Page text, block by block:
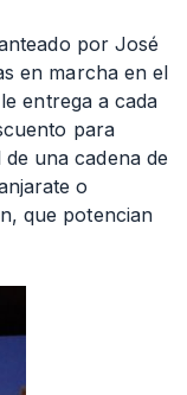
por José
en marcha en el
entrega a cada
para
una cadena de
o
que potencian